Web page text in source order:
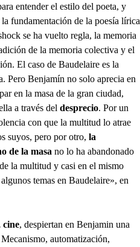
entender el estilo del poeta, y
fundamentación de la poesía lírica
se ha vuelto regla, la memoria
de la memoria colectiva y el
El caso de Baudelaire es la
Pero Benjamín no solo aprecia en
en la masa de la gran ciudad,
a través del desprecio. Por un
con que la multitud lo atrae
suyos, pero por otro, la
de la masa no lo ha abandonado
la multitud y casi en el mismo
temas en Baudelaire», en
cine, despiertan en Benjamin una
automatización,